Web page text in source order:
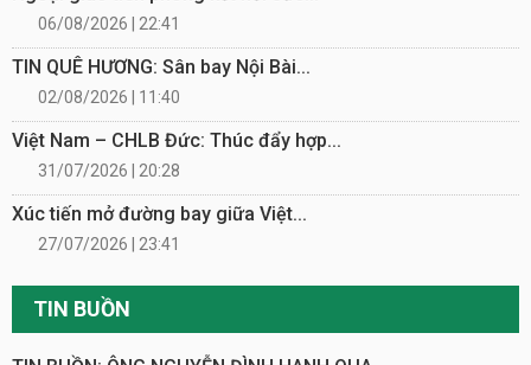
06/08/2026 | 22:41
TIN QUÊ HƯƠNG: Sân bay Nội Bài...
02/08/2026 | 11:40
Việt Nam – CHLB Đức: Thúc đẩy hợp...
31/07/2026 | 20:28
Xúc tiến mở đường bay giữa Việt...
27/07/2026 | 23:41
TIN BUỒN